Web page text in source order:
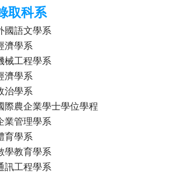
取科系
國語文學系
濟學系
械工程學系
濟學系
治學系
際農企業學士學位學程
業管理學系
育學系
學教育學系
訊工程學系